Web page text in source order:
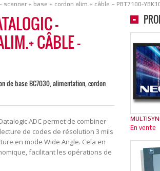
+ base + cordon alim.+ câble – PBT7100-
–
CÂBLE –
de base BC7030, alimentation, cordon
ADC permet de combiner
de codes de résolution 3 mils
en mode Wide Angle. Cela en
facilitant les opérations de
En vente